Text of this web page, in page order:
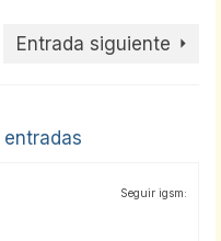
Entrada siguiente
Seguir igsm: